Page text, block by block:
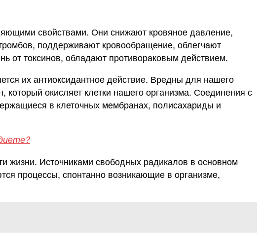
свойствами. Они снижают кровяное давление,
поддерживают кровообращение, облегчают
от токсинов, обладают противораковым действием.
их антиоксидантное действие. Вредны для нашего
окисляет клетки нашего организма. Соединения с
в клеточных мембранах, полисахариды и
жизни. Источниками свободных радикалов в основном
процессы, спонтанно возникающие в организме,